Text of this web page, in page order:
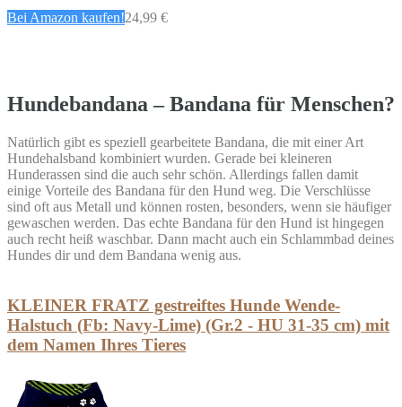
Bei Amazon kaufen!24,99 €
Hundebandana – Bandana für Menschen?
Natürlich gibt es speziell gearbeitete Bandana, die mit einer Art
Hundehalsband kombiniert wurden. Gerade bei kleineren
Hunderassen sind die auch sehr schön. Allerdings fallen damit
einige Vorteile des Bandana für den Hund weg. Die Verschlüsse
sind oft aus Metall und können rosten, besonders, wenn sie häufiger
gewaschen werden. Das echte Bandana für den Hund ist hingegen
auch recht heiß waschbar. Dann macht auch ein Schlammbad deines
Hundes dir und dem Bandana wenig aus.
KLEINER FRATZ gestreiftes Hunde Wende-
Halstuch (Fb: Navy-Lime) (Gr.2 - HU 31-35 cm) mit
dem Namen Ihres Tieres